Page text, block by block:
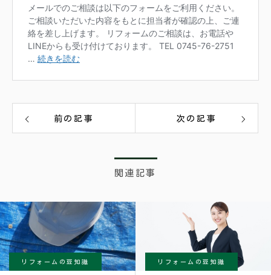
前の記事 次の記事
関連記事
リフォームの豆知識 リフォームの豆知識